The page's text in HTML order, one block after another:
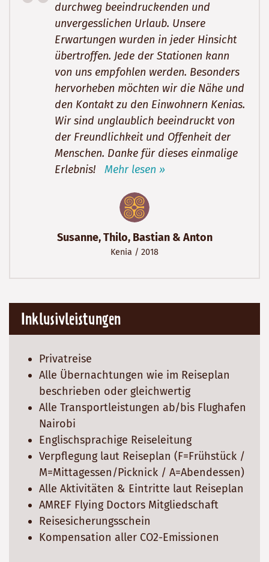
durchweg beeindruckenden und
unvergesslichen Urlaub. Unsere
Erwartungen wurden in jeder Hinsicht
übertroffen. Jede der Stationen kann
von uns empfohlen werden. Besonders
hervorheben möchten wir die Nähe und
den Kontakt zu den Einwohnern Kenias.
Wir sind unglaublich beeindruckt von
der Freundlichkeit und Offenheit der
Menschen. Danke für dieses einmalige
Erlebnis! Mehr lesen »
Susanne, Thilo, Bastian & Anton
Kenia / 2018
Inklusivleistungen
Privatreise
Alle Übernachtungen wie im Reiseplan
beschrieben oder gleichwertig
Alle Transportleistungen ab/bis Flughafen
Nairobi
Englischsprachige Reiseleitung
Verpflegung laut Reiseplan (F=Frühstück /
M=Mittagessen/Picknick / A=Abendessen)
Alle Aktivitäten & Eintritte laut Reiseplan
AMREF Flying Doctors Mitgliedschaft
Reisesicherungsschein
Kompensation aller CO2-Emissionen